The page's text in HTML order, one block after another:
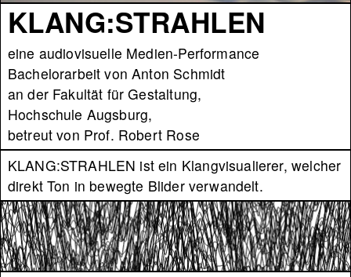
KLANG:STRAHLEN
eine audiovisuelle Medien-Performance
Bachelorarbeit von Anton Schmidt
an der Fakultät für Gestaltung,
Hochschule Augsburg,
betreut von Prof. Robert Rose
KLANG:STRAHLEN ist ein Klangvisualierer, welcher
direkt Ton in bewegte Blider verwandelt.